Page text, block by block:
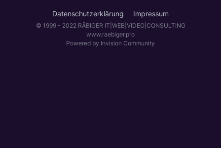
Datenschutzerklärung Impressum
© 1999 - 2022 RÄBIGER IT|WEB|VIDEO|CONSULTING
www.raebiger.pro
Powered by Invision Community